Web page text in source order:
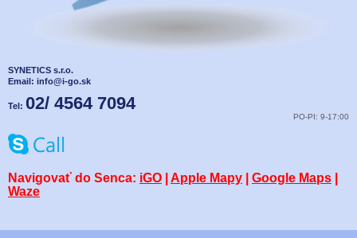
SYNETICS s.r.o.
Email: info@i-go.sk
Tel: 02/ 4564 7094
PO-PI: 9-17:00
Navigovať do Senca: iGO Apple Mapy Google Maps
Waze